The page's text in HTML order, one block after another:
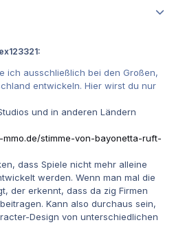
ich ausschließlich bei den Großen,
entwickeln. Hier wirst du nur
und in anderen Ländern
mmo.de/stimme-von-bayonetta-ruft-
dass Spiele nicht mehr alleine
werden. Wenn man mal die
der erkennt, dass da zig Firmen
Kann also durchaus sein,
Design von unterschiedlichen